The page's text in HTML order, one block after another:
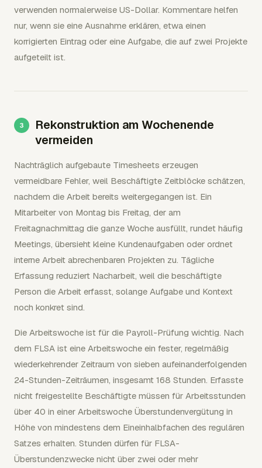
verwenden normalerweise US-Dollar. Kommentare helfen
nur, wenn sie eine Ausnahme erklären, etwa einen
korrigierten Eintrag oder eine Aufgabe, die auf zwei Projekte
aufgeteilt ist.
Rekonstruktion am Wochenende
vermeiden
Nachträglich aufgebaute Timesheets erzeugen
vermeidbare Fehler, weil Beschäftigte Zeitblöcke schätzen,
nachdem die Arbeit bereits weitergegangen ist. Ein
Mitarbeiter von Montag bis Freitag, der am
Freitagnachmittag die ganze Woche ausfüllt, rundet häufig
Meetings, übersieht kleine Kundenaufgaben oder ordnet
interne Arbeit abrechenbaren Projekten zu. Tägliche
Erfassung reduziert Nacharbeit, weil die beschäftigte
Person die Arbeit erfasst, solange Aufgabe und Kontext
noch konkret sind.
Die Arbeitswoche ist für die Payroll-Prüfung wichtig. Nach
dem FLSA ist eine Arbeitswoche ein fester, regelmäßig
wiederkehrender Zeitraum von sieben aufeinanderfolgenden
24-Stunden-Zeiträumen, insgesamt 168 Stunden. Erfasste
nicht freigestellte Beschäftigte müssen für Arbeitsstunden
über 40 in einer Arbeitswoche Überstundenvergütung in
Höhe von mindestens dem Eineinhalbfachen des regulären
Satzes erhalten. Stunden dürfen für FLSA-
Überstundenzwecke nicht über zwei oder mehr